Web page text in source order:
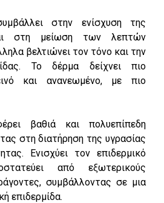
στην ενίσχυση της
στη μείωση των λεπτών
βελτιώνει τον τόνο και την
Το δέρμα δείχνει πιο
και ανανεωμένο, με πιο
βαθιά και πολυεπίπεδη
στη διατήρηση της υγρασίας
Ενισχύει τον επιδερμικό
από εξωτερικούς
συμβάλλοντας σε μια
επιδερμίδα.